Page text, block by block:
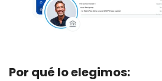
Por qué lo elegimos: